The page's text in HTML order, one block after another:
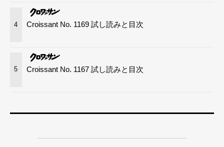
4 Croissant No. 1169 試し読みと目次
5 Croissant No. 1167 試し読みと目次